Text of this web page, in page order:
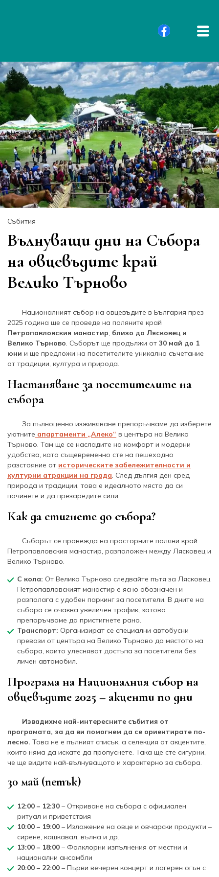
Събития
Вълнуващи дни на Събора
на овцевъдите край
Велико Търново
Националният събор на овцевъдите в България през
2025 година ще се проведе на поляните край
Петропавловския манастир, близо до Лясковец и
Велико Търново. Съборът ще продължи от 30 май до 1
юни и ще предложи на посетителите уникално съчетание
от традиции, култура и природа.
Настаняване за посетителите на
събора
За пълноценно изживяване препоръчваме да изберете
уютните апартаменти „Алеко“ в центъра на Велико
Търново. Там ще се насладите на комфорт и модерни
удобства, като същевременно сте на пешеходно
разстояние от историческите забележителности и
културни атракции на града. След дългия ден сред
природа и традиции, това е идеалното място да си
починете и да презаредите сили.
Как да стигнете до събора?
Съборът се провежда на просторните поляни край
Петропавловския манастир, разположен между Лясковец и
Велико Търново.
С кола: От Велико Търново следвайте пътя за Лясковец.
Петропавловският манастир е ясно обозначен и
разполага с удобен паркинг за посетители. В дните на
събора се очаква увеличен трафик, затова
препоръчваме да пристигнете рано.
Транспорт: Организират се специални автобусни
превози от центъра на Велико Търново до мястото на
събора, които улесняват достъпа за посетители без
личен автомобил.
Програма на Националния събор на
овцевъдите 2025 – акценти по дни
Извадихме най-интересните събития от
програмата, за да ви помогнем да се ориентирате по-
лесно. Това не е пълният списък, а селекция от акцентите,
които няма да искате да пропуснете. Така ще сте сигурни,
че ще видите най-вълнуващото и характерно за събора.
30 май (петък)
12:00 – 12:30 – Откриване на събора с официален
ритуал и приветствия
10:00 – 19:00 – Изложение на овце и овчарски продукти –
сирене, кашкавал, вълна и др.
13:00 – 18:00 – Фолклорни изпълнения от местни и
национални ансамбли
20:00 – 22:00 – Първи вечерен концерт и лагерен огън с